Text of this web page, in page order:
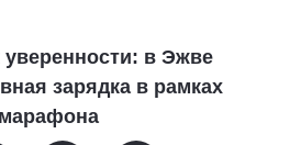
в Эжве
зарядка в рамках